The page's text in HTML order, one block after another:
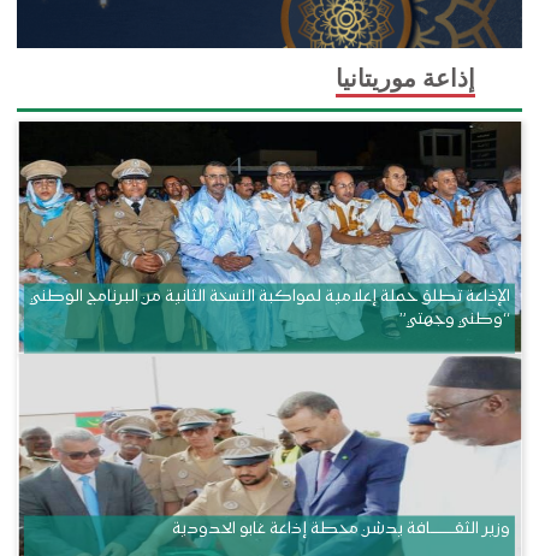
إذاعة موريتانيا
الإذاعة تطلق حملة إعلامية لمواكبة النسخة الثانية من البرنامج الوطني
“وطني وجهتي”
وزير الثقــــــــــافة يدشن محطة إذاعة غابو الحدودية